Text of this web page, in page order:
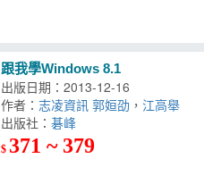
跟我學Windows 8.1
出版日期：2013-12-16
作者：志凌資訊 郭姮劭 ，江高舉
出版社：碁峰
$ 371 ~ 379